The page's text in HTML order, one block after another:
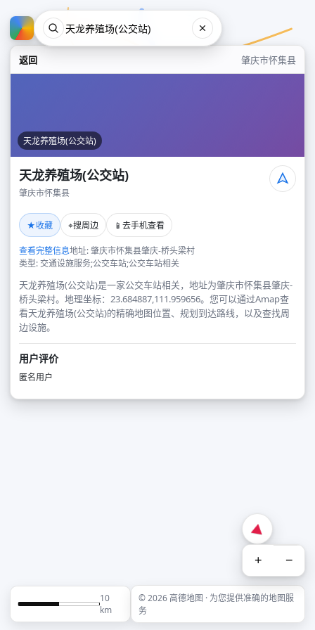
返回 肇庆市怀集县
天龙养殖场(公交站)
天龙养殖场(公交站)
肇庆市怀集县
★收藏 ⌖搜周边 📱 去手机查看
查看完整信息地址: 肇庆市怀集县肇庆-桥头梁村
类型: 交通设施服务;公交车站;公交车站相关
天龙养殖场(公交站)是一家公交车站相关，地址为肇庆市怀集县肇庆-
桥头梁村。地理坐标：23.684887,111.959656。您可以通过Amap查
看天龙养殖场(公交站)的精确地图位置、规划到达路线，以及查找周
边设施。
用户评价
匿名用户
+ −
10
km
© 2026 高德地图 · 为您提供准确的地图服
务